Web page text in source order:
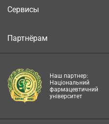
Сервисы
Партнёрам
Наш партнер:
Національний
фармацевтичний
університет